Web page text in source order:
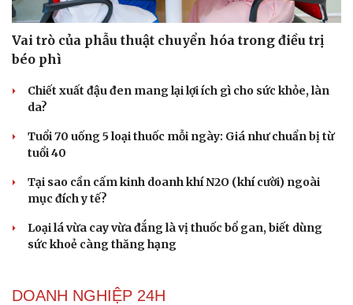
Du lịch
Tư vấn
Săn Tour
check-in
Podcast
Đọc truyện đêm khuya
Cửa sổ tình yêu
Vai trò của phẫu thuật chuyển hóa trong điều trị
béo phì
Chiết xuất đậu đen mang lại lợi ích gì cho sức khỏe, làn
da?
Tuổi 70 uống 5 loại thuốc mỗi ngày: Giá như chuẩn bị từ
tuổi 40
Tại sao cần cấm kinh doanh khí N2O (khí cười) ngoài
mục đích y tế?
Loại lá vừa cay vừa đắng là vị thuốc bổ gan, biết dùng
sức khoẻ càng thăng hạng
DOANH NGHIỆP 24H